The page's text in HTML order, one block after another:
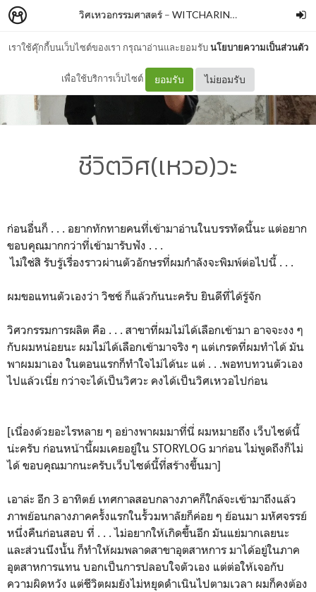
เราใช้คุ๊กกี้บนเว็บไซต์ของเรา กรุณาอ่านและยอมรับนโยบายความเป็นส่วนตัว
เพื่อใช้บริการเว็บไซต์ ยอมรับ ไม่ยอมรับ
วิศเหวอกรรมศาสตร์ – WITCHARIN NIRANAMKUL
ชีวิตวิศ(เหวอ)วะ
ก่อนอื่นก็ . . . อยากทักทายคนที่เข้ามาอ่านในบรรทัดนี้นะ แต่อยาก
ขอบคุณมากกว่าที่เข้ามารับฟัง . . .
ไม่ใช่สิ รับรู้เรื่องราวผ่านตัวอักษรที่ผมกำลังจะพิมพ์ต่อไปนี้ . . .
ผมขอแทนตัวเองว่า วิชช์ ก็แล้วกันนะครับ ยินดีที่ได้รู้จัก
วิศวกรรมการผลิต คือ . . . สาขาที่ผมไม่ได้เลือกเข้ามา อาจจะงง ๆ
กับผมหน่อยนะ ผมไม่ได้เลือกเข้ามาจริง ๆ แต่เกรดที่ผมทำได้ มัน
พาผมมาเอง ในตอนแรกก็ทำใจไม่ได้นะ แต่ . . .พอทบทวนตัวเอง
ไปแล้วเนี่ย กว่าจะได้เป็นวิศวะ คงได้เป็นวิศเหวอไปก่อน
[เนื่องด้วยอะไรหลาย ๆ อย่างพาผมมาที่นี่ ผมหมายถึง เว็บไซต์นี้
น่ะครับ ก่อนหน้านี้ผมเคยอยู่ใน STORYLOG มาก่อน ไม่พูดถึงก็ไม่
ได้ ขอบคุณมากนะครับเว็บไซต์นี้ที่สร้างขึ้นมา]
เอาล่ะ อีก 3 อาทิตย์ เทศกาลสอบกลางภาคก็ใกล้จะเข้ามาถึงแล้ว
ภาพย้อนกลางภาคครั้งแรกในรั้วมหาลัยก็ค่อย ๆ ย้อนมา มหัศจรรย์
หนึ่งคืนก่อนสอบ ที่ . . . ไม่อยากให้เกิดขึ้นอีก มันแย่มากเลยนะ
และส่วนนึงนั้น ก็ทำให้ผมพลาดสาขาอุตสาหการ มาได้อยู่ในภาค
อุตสาหการแทน บอกเป็นการปลอบใจตัวเอง แต่ต่อให้เจอกับ
ความผิดหวัง แต่ชีวิตผมยังไม่หยุดดำเนินไปตามเวลา ผมก็คงต้อง